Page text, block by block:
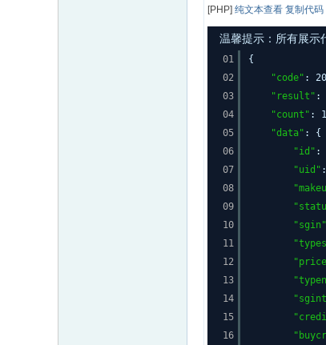
[PHP] 纯文本查看 复制代码
温馨提示：所有展
01
02
03
04
05
06
07
08
09
10
11
12
13
14
15
16
{
"code" :
"result" :
"count" :
"data" : {
"id" :
"uid" :
"sgin"